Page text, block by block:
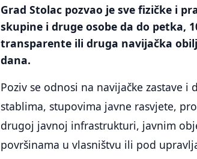
Grad Stolac pozvao je sve fizičke i
skupine i druge osobe da do petka,
transparente ili druga navijačka
dana.
Poziv se odnosi na navijačke zastave
stablima, stupovima javne rasvjete,
drugoj javnoj infrastrukturi, javnim
površinama u vlasništvu ili pod